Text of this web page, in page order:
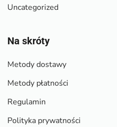
Uncategorized
Na skróty
Metody dostawy
Metody płatności
Regulamin
Polityka prywatności